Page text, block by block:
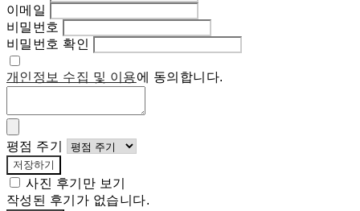
이메일
비밀번호
비밀번호 확인
개인정보 수집 및 이용에 동의합니다.
평점 주기
저장하기
사진 후기만 보기
작성된 후기가 없습니다.